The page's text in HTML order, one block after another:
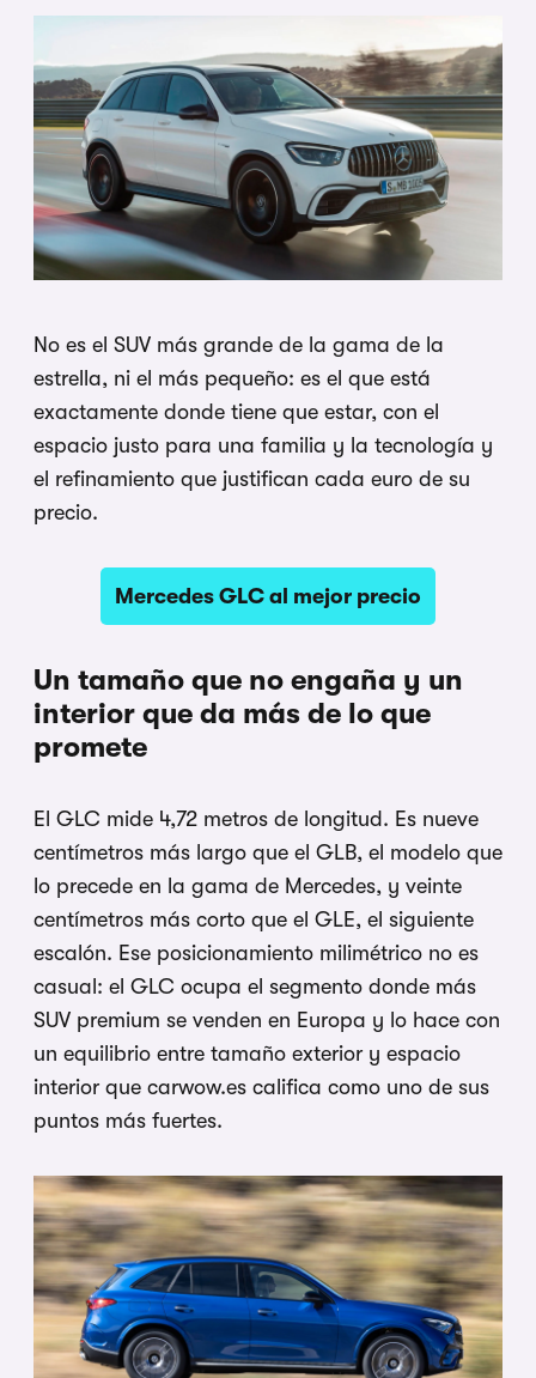
No es el SUV más grande de la gama de la
estrella, ni el más pequeño: es el que está
exactamente donde tiene que estar, con el
espacio justo para una familia y la tecnología y
el refinamiento que justifican cada euro de su
precio.
Mercedes GLC al mejor precio
Un tamaño que no engaña y un
interior que da más de lo que
promete
El GLC mide 4,72 metros de longitud. Es nueve
centímetros más largo que el GLB, el modelo que
lo precede en la gama de Mercedes, y veinte
centímetros más corto que el GLE, el siguiente
escalón. Ese posicionamiento milimétrico no es
casual: el GLC ocupa el segmento donde más
SUV premium se venden en Europa y lo hace con
un equilibrio entre tamaño exterior y espacio
interior que carwow.es califica como uno de sus
puntos más fuertes.